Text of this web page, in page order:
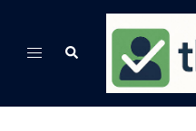
Search
Toggle